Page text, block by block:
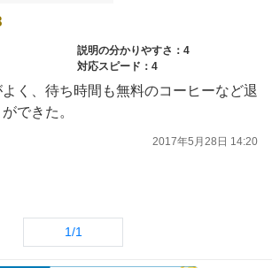
説明の分かりやすさ：4
対応スピード：4
く、待ち時間も無料のコーヒーなど退
できた。
2017年5月28日 14:20
1/1